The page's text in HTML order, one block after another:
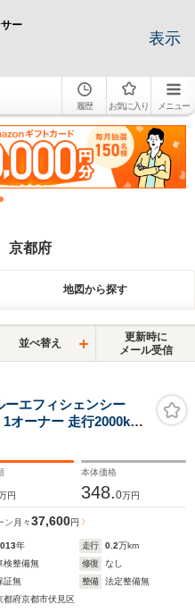
ー
表示
履歴 お気に入り メニュー
京都府
地図から探す
並べ替え
更新時に
メール受信
エフィシェンシー
オーナー 走行2000km
ートパッケージ ルー
ブラックレザーシー
ロール パークセンサー
円
本体価格
348.0万円
ン 月々37,600円
年 走行 0.2万km
検整備無 修復
なし
証無 整備
法定整備無
都府京都市伏見区